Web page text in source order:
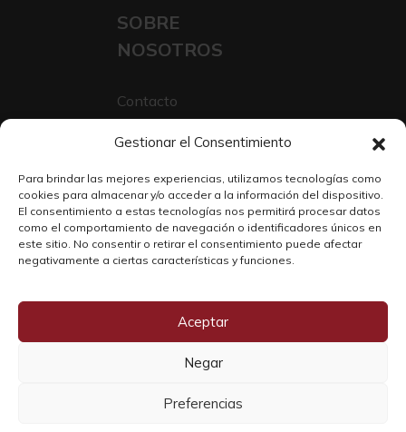
Gestionar el Consentimiento
Para brindar las mejores experiencias, utilizamos tecnologías como
cookies para almacenar y/o acceder a la información del dispositivo.
El consentimiento a estas tecnologías nos permitirá procesar datos
como el comportamiento de navegación o identificadores únicos en
este sitio. No consentir o retirar el consentimiento puede afectar
negativamente a ciertas características y funciones.
Aceptar
Negar
Preferencias
Copyright © 2026 SOLO WINE
SOBRE
NOSOTROS
Contacto